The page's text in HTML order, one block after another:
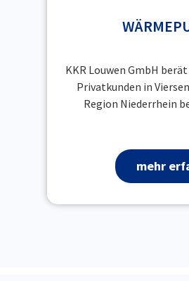
KKR Louwen GmbH
Privatkunden in
Region Niederrhein
mehr